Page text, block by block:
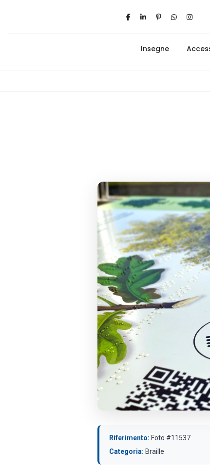
Insegne
Riferimento: Foto #11537
Categoria: Braille